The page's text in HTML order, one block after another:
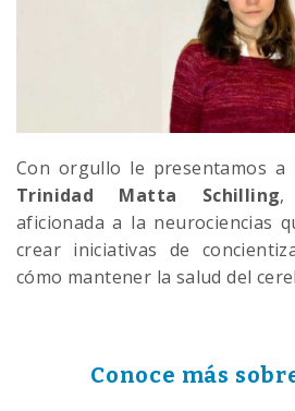
Con orgullo le presentamos a
Trinidad Matta Schilling,
aficionada a la neurociencias
crear iniciativas de
cómo mantener la salud del
Conoce más